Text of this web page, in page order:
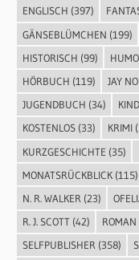
ENGLISCH (397)
GÄNSEBLÜMCHEN (199)
HISTORISCH (99)
HÖRBUCH (119) JAY
JUGENDBUCH (34)
KOSTENLOS(33) KRIMI
KURZGESCHICHTE (35)
MONATSRÜCKBLICK(115)
N. R. WALKER (23)
R. J. SCOTT(42) ROMAN
SELFPUBLISHER(358)